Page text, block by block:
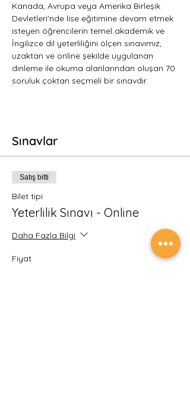
Kanada, Avrupa veya Amerika Birleşik
Devletleri'nde lise eğitimine devam etmek
isteyen öğrencilerin temel akademik ve
İngilizce dil yeterliliğini ölçen sınavımız,
uzaktan ve online şekilde uygulanan
dinleme ile okuma alanlarından oluşan 70
soruluk çoktan seçmeli bir sınavdır.
Sınavlar
Satış bitti
Bilet tipi
Yeterlilik Sınavı - Online
Daha Fazla Bilgi
Fiyat